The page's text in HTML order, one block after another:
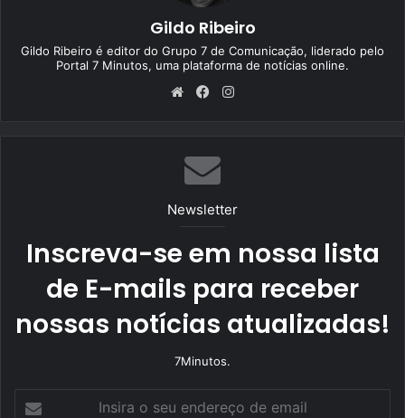
Gildo Ribeiro
Gildo Ribeiro é editor do Grupo 7 de Comunicação, liderado pelo
Portal 7 Minutos, uma plataforma de notícias online.
We
Fa
ok
Newsletter
Inscreva-se em nossa lista
de E-mails para receber
nossas notícias atualizadas!
7Minutos.